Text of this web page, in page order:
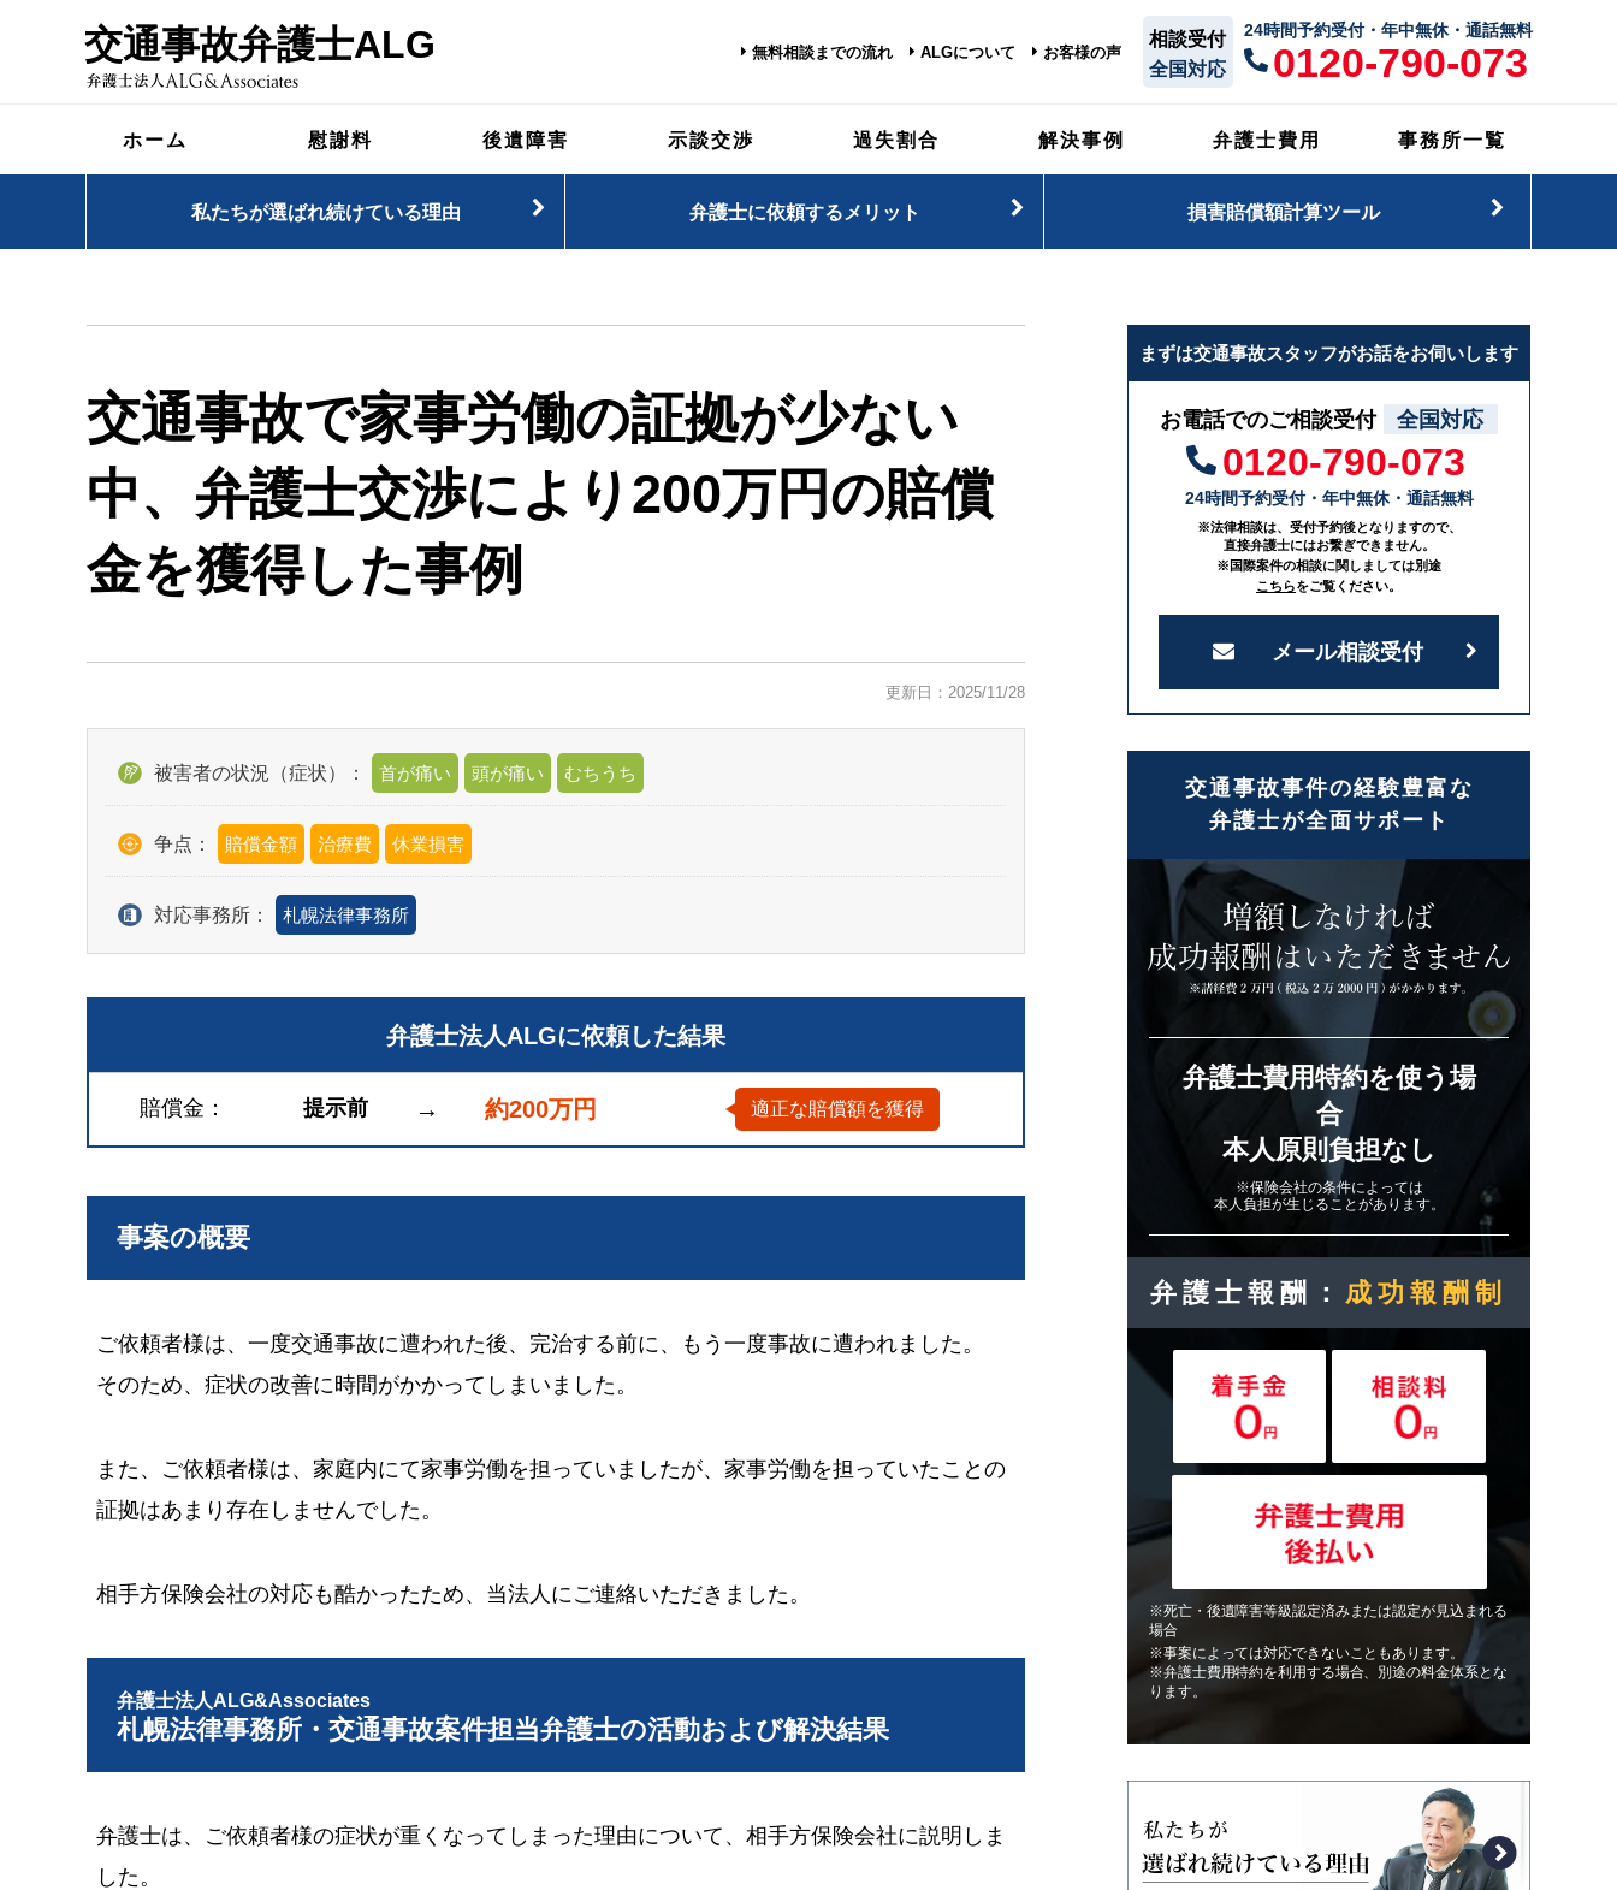
交通事故弁護士ALG 無料相談までの流れ ALGについて お客様の声
相談受付
全国対応
24時間予約受付・年中無休・通話無料
0120-790-073
ホーム 慰謝料 後遺障害 示談交渉 過失割合 解決事例 弁護士費用 事務所一覧
私たちが選ばれ続けている理由 弁護士に依頼するメリット 損害賠償額計算ツール
交通事故で家事労働の証拠が少ない
中、弁護士交渉により200万円の賠償
金を獲得した事例
更新日：2025/11/28
被害者の状況（症状）： 首が痛い 頭が痛い むちうち
争点： 賠償金額 治療費 休業損害
対応事務所： 札幌法律事務所
弁護士法人ALGに依頼した結果
賠償金 提示前 → 約200万円 適正な賠償額を獲得
事案の概要
ご依頼者様は、一度交通事故に遭われた後、完治する前に、もう一度事故に遭われました。
そのため、症状の改善に時間がかかってしまいました。
また、ご依頼者様は、家庭内にて家事労働を担っていましたが、家事労働を担っていたことの
証拠はあまり存在しませんでした。
相手方保険会社の対応も酷かったため、当法人にご連絡いただきました。
弁護士法人ALG&Associates
札幌法律事務所・交通事故案件担当弁護士の活動および解決結果
弁護士は、ご依頼者様の症状が重くなってしまった理由について、相手方保険会社に説明しま
した。
まずは交通事故スタッフがお話をお伺いします
お電話でのご相談受付 全国対応
0120-790-073
24時間予約受付・年中無休・通話無料
※法律相談は、受付予約後となりますので、
直接弁護士にはお繋ぎできません。
※国際案件の相談に関しましては別途
こちらをご覧ください。
メール相談受付
交通事故事件の経験豊富な
弁護士が全面サポート
弁護士費用特約を使う場
合
本人原則負担なし
※保険会社の条件によっては
本人負担が生じることがあります。
弁護士報酬： 成功報酬制
※死亡・後遺障害等級認定済みまたは認定が見込まれる
場合
※事案によっては対応できないこともあります。
※弁護士費用特約を利用する場合、別途の料金体系とな
ります。